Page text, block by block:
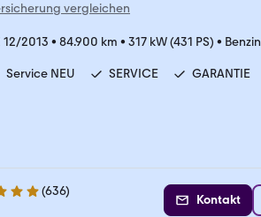
vergleichen
12/2013 • 84.900 km • 317 kW (431 PS) • Benzin
Service NEU SERVICE GARANTIE
(636)
Kontakt